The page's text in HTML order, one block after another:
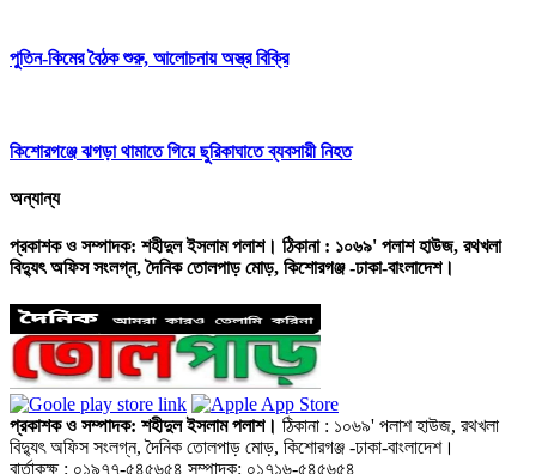
পুতিন-কিমের বৈঠক শুরু, আলোচনায় অস্ত্র বিক্রি
কিশোরগঞ্জে ঝগড়া থামাতে গিয়ে ছুরিকাঘাতে ব্যবসায়ী নিহত
অন্যান্য
প্রকাশক ও সম্পাদক: শহীদুল ইসলাম পলাশ। ঠিকানা : ১০৬৯' পলাশ হাউজ, রথখলা
বিদ্যুৎ অফিস সংলগ্ন, দৈনিক তোলপাড় মোড়, কিশোরগঞ্জ -ঢাকা-বাংলাদেশ।
প্রকাশক ও সম্পাদক: শহীদুল ইসলাম পলাশ। ঠিকানা : ১০৬৯' পলাশ হাউজ, রথখলা
বিদ্যুৎ অফিস সংলগ্ন, দৈনিক তোলপাড় মোড়, কিশোরগঞ্জ -ঢাকা-বাংলাদেশ।
বার্তাকক্ষ : ০১৯৭৭-৫৪৫৬৫৪ সম্পাদক: ০১৭১৬-৫৪৫৬৫৪